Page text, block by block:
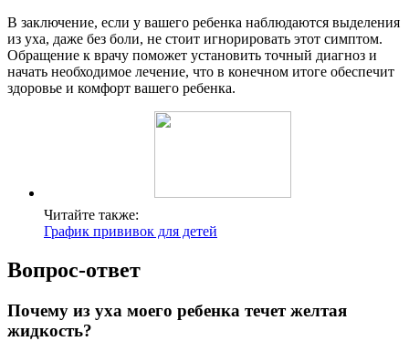
В заключение, если у вашего ребенка наблюдаются выделения
из уха, даже без боли, не стоит игнорировать этот симптом.
Обращение к врачу поможет установить точный диагноз и
начать необходимое лечение, что в конечном итоге обеспечит
здоровье и комфорт вашего ребенка.
Читайте также:
График прививок для детей
Вопрос-ответ
Почему из уха моего ребенка течет желтая
жидкость?